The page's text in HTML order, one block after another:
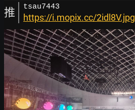
推 tsau7443
https://i.mopix.cc/2idl8V.jpg